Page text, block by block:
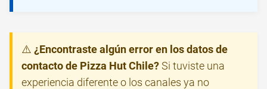
⚠️ ¿Encontraste algún error en los datos de
contacto de Pizza Hut Chile?Si tuviste una
experiencia diferente o los canales ya no